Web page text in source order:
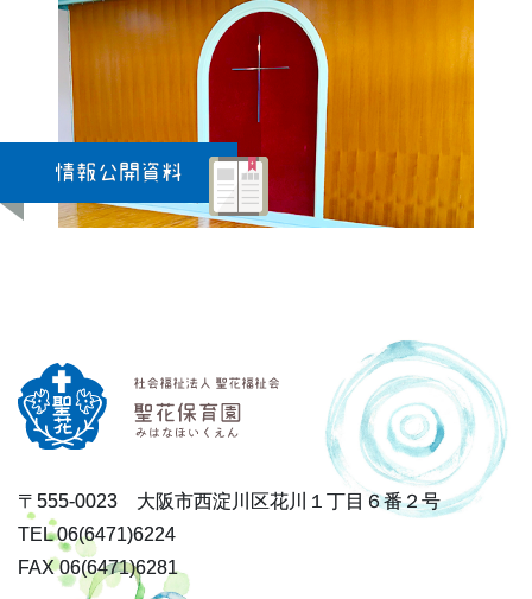
情報公開資料
〒555-0023 大阪市西淀川区花川１丁目６番２号
TEL 06(6471)6224
FAX 06(6471)6281